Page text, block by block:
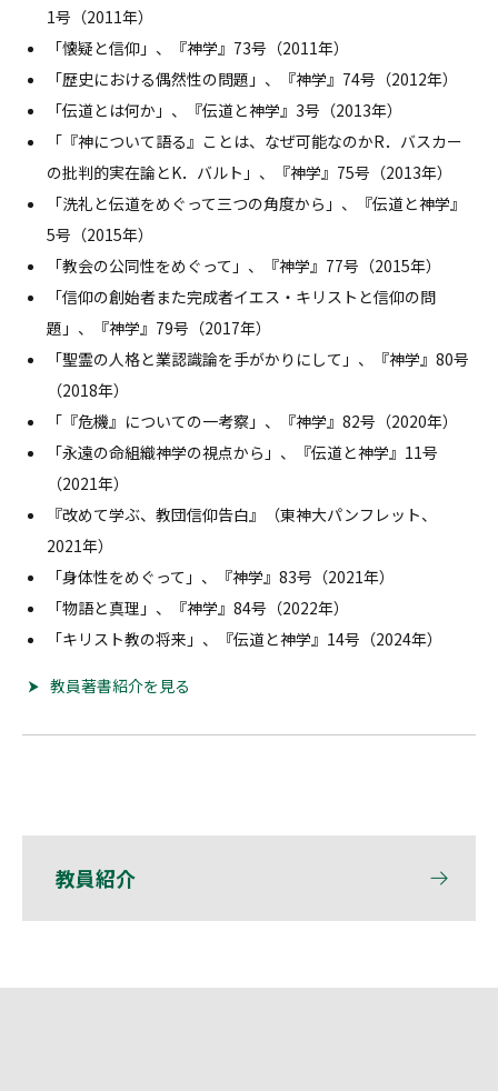
1号（2011年）
「懐疑と信仰」、『神学』73号（2011年）
「歴史における偶然性の問題」、『神学』74号（2012年）
「伝道とは何か」、『伝道と神学』3号（2013年）
「『神について語る』ことは、なぜ可能なのか――R．バスカー
の批判的実在論とK．バルト」、『神学』75号（2013年）
「洗礼と伝道をめぐって――三つの角度から」、『伝道と神学』
5号（2015年）
「教会の公同性をめぐって」、『神学』77号（2015年）
「信仰の創始者また完成者――イエス・キリストと信仰の問
題」、『神学』79号（2017年）
「聖霊の人格と業――認識論を手がかりにして」、『神学』80号
（2018年）
「『危機』についての一考察」、『神学』82号（2020年）
「永遠の命――組織神学の視点から」、『伝道と神学』11号
（2021年）
『改めて学ぶ、教団信仰告白』（東神大パンフレット、
2021年）
「身体性をめぐって」、『神学』83号（2021年）
「物語と真理」、『神学』84号（2022年）
「キリスト教の将来」、『伝道と神学』14号（2024年）
教員著書紹介を見る
教員紹介